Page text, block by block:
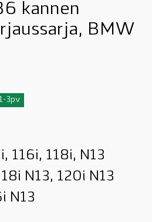
kannen
BMW
3pv
116i, 118i, N13
N13, 120i N13
N13